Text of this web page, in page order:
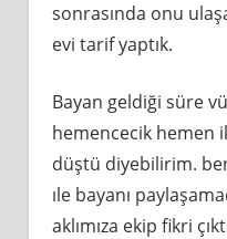
sonrasında onu
evi tarif yaptık.
Bayan geldiği süre
hemencecik hemen
düştü diyebilirim.
ıle bayanı
aklımıza ekip fikri